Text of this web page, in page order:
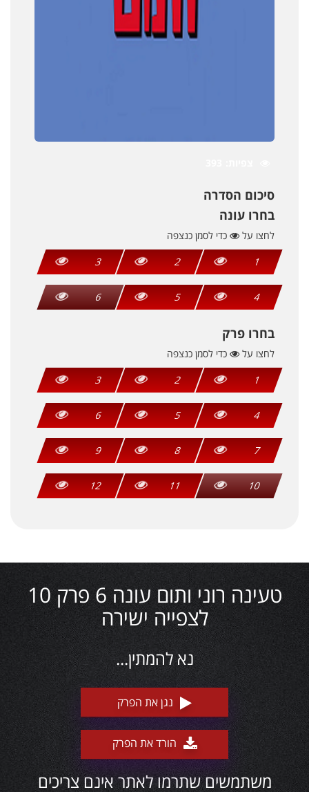
סיכום הסדרה
בחרו עונה
לחצו על
כדי לסמן כנצפה
1
2
3
4
5
6
בחרו פרק
לחצו על
כדי לסמן כנצפה
1
2
3
4
5
6
7
8
9
10
11
12
טעינה רוני ותום עונה 6 פרק 10
לצפייה ישירה
נא להמתין...
נגן את הפרק
הורד את הפרק
משתמשים שתרמו לאתר אינם צריכים